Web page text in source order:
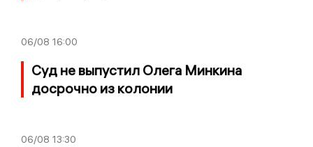
06/08 16:00
Суд не выпустил Олега Минкина
досрочно из колонии
06/08 13:30